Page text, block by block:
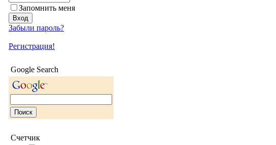
Запомнить меня
Забыли пароль?
Регистрация!
Google Search
Счетчик